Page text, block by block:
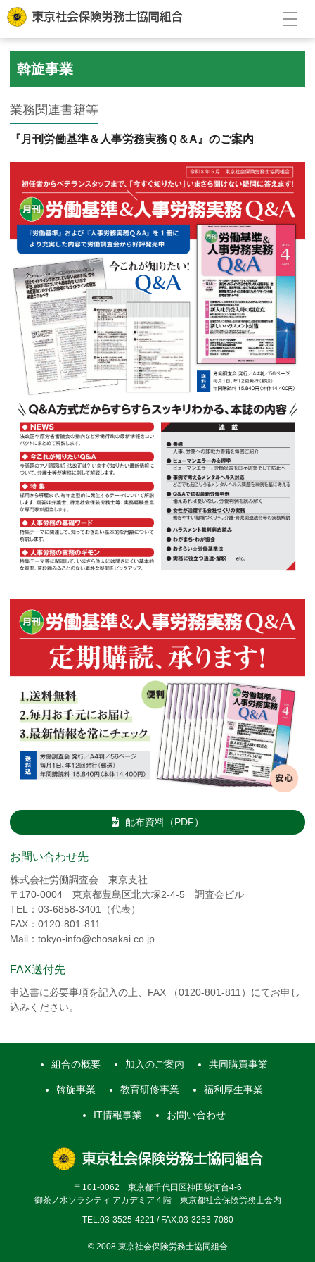
斡旋事業
業務関連書籍等
『月刊労働基準＆人事労務実務Ｑ＆A』のご案内
配布資料（PDF）
お問い合わせ先
株式会社労働調査会 東京支社
〒170-0004 東京都豊島区北大塚2-4-5 調査会ビル
TEL：03-6858-3401（代表）
FAX：0120-801-811
Mail：tokyo-info@chosakai.co.jp
FAX送付先
申込書に必要事項を記入の上、FAX （0120-801-811）にてお申し
込みください。
組合の概要 加入のご案内 共同購買事業
斡旋事業 教育研修事業 福利厚生事業
IT情報事業 お問い合わせ
〒101-0062 東京都千代田区神田駿河台4-6
御茶ノ水ソラシティ アカデミア４階 東京都社会保険労務士会内
TEL.03-3525-4221 / FAX.03-3253-7080
© 2008 東京社会保険労務士協同組合